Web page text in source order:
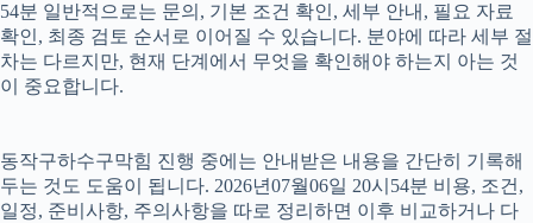
54분 일반적으로는 문의, 기본 조건 확인, 세부 안내, 필요 자료
확인, 최종 검토 순서로 이어질 수 있습니다. 분야에 따라 세부 절
차는 다르지만, 현재 단계에서 무엇을 확인해야 하는지 아는 것
이 중요합니다.
동작구하수구막힘 진행 중에는 안내받은 내용을 간단히 기록해
두는 것도 도움이 됩니다. 2026년07월06일 20시54분 비용, 조건,
일정, 준비사항, 주의사항을 따로 정리하면 이후 비교하거나 다